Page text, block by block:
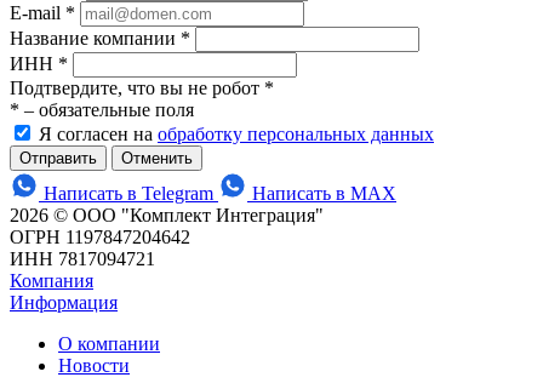
E-mail *
Название компании *
ИНН *
Подтвердите, что вы не робот *
* – обязательные поля
Я согласен на обработку персональных данных
Отменить
Написать в Telegram
Написать в MAX
2026 © ООО "Комплект Интеграция"
ОГРН 1197847204642
ИНН 7817094721
Компания
Информация
О компании
Новости